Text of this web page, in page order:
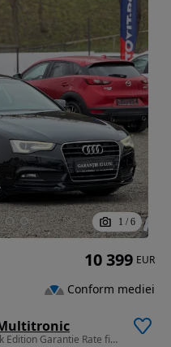
1 / 6
1968 cm3 • 143 CP • Audi A5 Sportback Edition Garantie Rate fixe Avans 0
10 399 EUR
Conform mediei